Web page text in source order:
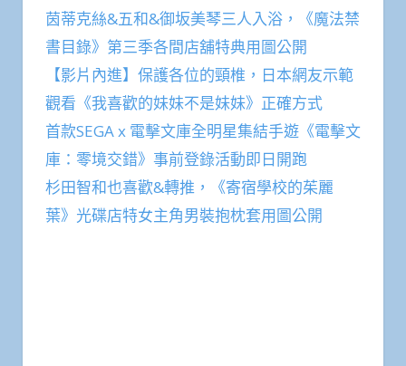
茵蒂克絲&五和&御坂美琴三人入浴，《魔法禁
書目錄》第三季各間店舖特典用圖公開
【影片內進】保護各位的頸椎，日本網友示範
觀看《我喜歡的妹妹不是妹妹》正確方式
首款SEGA x 電擊文庫全明星集結手遊《電擊文
庫：零境交錯》事前登錄活動即日開跑
杉田智和也喜歡&轉推，《寄宿學校的茱麗
葉》光碟店特女主角男裝抱枕套用圖公開